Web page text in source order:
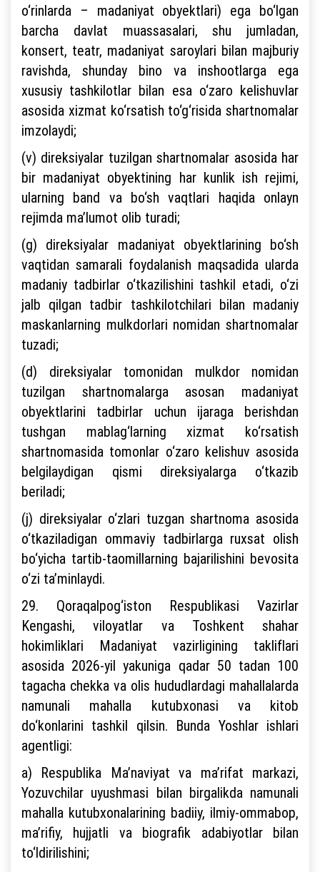
o‘rinlarda – madaniyat obyektlari) ega bo‘lgan
barcha davlat muassasalari, shu jumladan,
konsert, teatr, madaniyat saroylari bilan majburiy
ravishda, shunday bino va inshootlarga ega
xususiy tashkilotlar bilan esa o‘zaro kelishuvlar
asosida xizmat ko‘rsatish to‘g‘risida shartnomalar
imzolaydi;
(v) direksiyalar tuzilgan shartnomalar asosida har
bir madaniyat obyektining har kunlik ish rejimi,
ularning band va bo‘sh vaqtlari haqida onlayn
rejimda ma’lumot olib turadi;
(g) direksiyalar madaniyat obyektlarining bo‘sh
vaqtidan samarali foydalanish maqsadida ularda
madaniy tadbirlar o‘tkazilishini tashkil etadi, o‘zi
jalb qilgan tadbir tashkilotchilari bilan madaniy
maskanlarning mulkdorlari nomidan shartnomalar
tuzadi;
(d) direksiyalar tomonidan mulkdor nomidan
tuzilgan shartnomalarga asosan madaniyat
obyektlarini tadbirlar uchun ijaraga berishdan
tushgan mablag‘larning xizmat ko‘rsatish
shartnomasida tomonlar o‘zaro kelishuv asosida
belgilaydigan qismi direksiyalarga o‘tkazib
beriladi;
(j) direksiyalar o‘zlari tuzgan shartnoma asosida
o‘tkaziladigan ommaviy tadbirlarga ruxsat olish
bo‘yicha tartib-taomillarning bajarilishini bevosita
o‘zi ta’minlaydi.
29. Qoraqalpog‘iston Respublikasi Vazirlar
Kengashi, viloyatlar va Toshkent shahar
hokimliklari Madaniyat vazirligining takliflari
asosida 2026-yil yakuniga qadar 50 tadan 100
tagacha chekka va olis hududlardagi mahallalarda
namunali mahalla kutubxonasi va kitob
do‘konlarini tashkil qilsin. Bunda Yoshlar ishlari
agentligi:
a) Respublika Ma’naviyat va ma’rifat markazi,
Yozuvchilar uyushmasi bilan birgalikda namunali
mahalla kutubxonalarining badiiy, ilmiy-ommabop,
ma’rifiy, hujjatli va biografik adabiyotlar bilan
to‘ldirilishini;